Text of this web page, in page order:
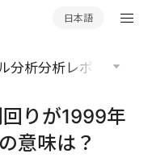
日本語
分析分析レポート
りが1999年
意味は？